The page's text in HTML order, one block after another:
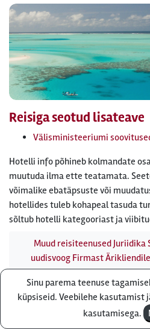
Reisiga seotud lisateave
Välisministeeriumi
Hotelli info põhineb kolmandate
muutuda ilma ette teatamata.
võimalike ebatäpsuste või
hotellides tuleb kohapeal tasuda
sõltub hotelli kategooriast ja
Küsi pakkumist
Muud reisiteenusedJuriidika
uudisvoog FirmastÄrikliendile
Reisibüroo Reisiekspert,
post:
Sinu parema teenuse
küpsiseid. Veebilehe
kasutamisega.